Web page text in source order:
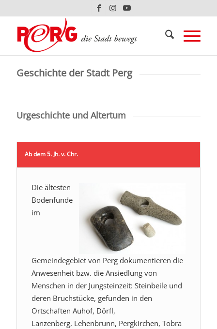
Geschichte der Stadt Perg
Urgeschichte und Altertum
Ab dem 5. Jh. v. Chr.
Die ältesten
Bodenfunde
im
Gemeindegebiet von Perg dokumentieren die
Anwesenheit bzw. die Ansiedlung von
Menschen in der Jungsteinzeit: Steinbeile und
deren Bruchstücke, gefunden in den
Ortschaften Auhof, Dörfl,
Lanzenberg, Lehenbrunn, Pergkirchen, Tobra